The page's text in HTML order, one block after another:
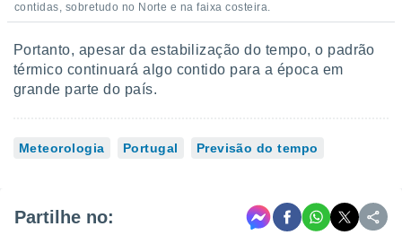
contidas, sobretudo no Norte e na faixa costeira.
Portanto, apesar da estabilização do tempo, o padrão
térmico continuará algo contido para a época em
grande parte do país.
Meteorologia Portugal Previsão do tempo
Partilhe no: